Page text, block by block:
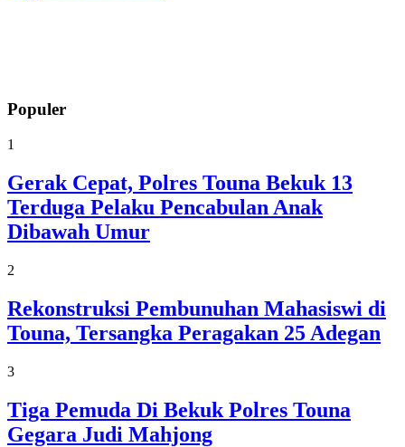
Populer
1
Gerak Cepat, Polres Touna Bekuk 13
Terduga Pelaku Pencabulan Anak
Dibawah Umur
2
Rekonstruksi Pembunuhan Mahasiswi di
Touna, Tersangka Peragakan 25 Adegan
3
Tiga Pemuda Di Bekuk Polres Touna
Gegara Judi Mahjong